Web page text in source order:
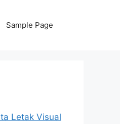
Sample Page
Letak Visual